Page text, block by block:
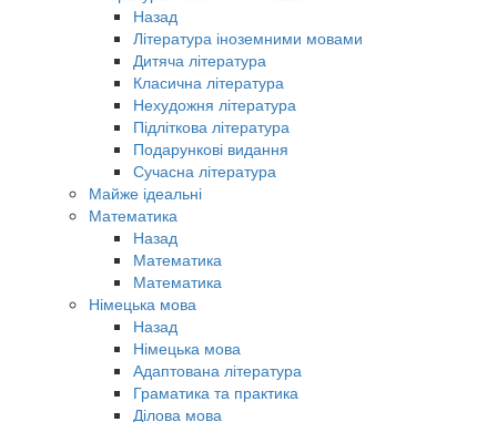
Назад
Література іноземними мовами
Дитяча література
Класична література
Нехудожня література
Підліткова література
Подарункові видання
Сучасна література
Майже ідеальні
Математика
Назад
Математика
Математика
Німецька мова
Назад
Німецька мова
Адаптована література
Граматика та практика
Ділова мова